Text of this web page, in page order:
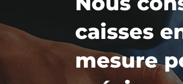
caisses
mesure